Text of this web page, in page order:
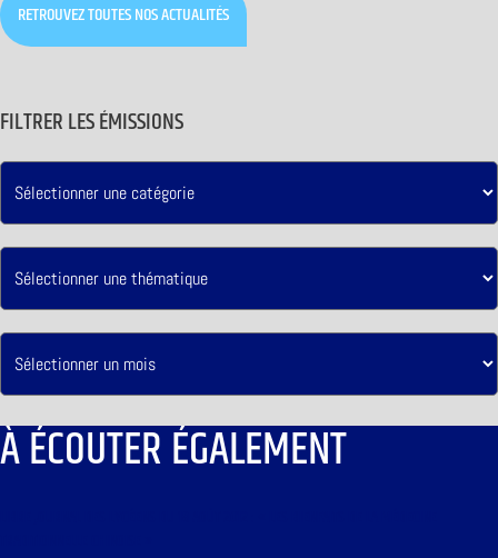
RETROUVEZ TOUTES NOS ACTUALITÉS
FILTRER LES ÉMISSIONS
À ÉCOUTER ÉGALEMENT